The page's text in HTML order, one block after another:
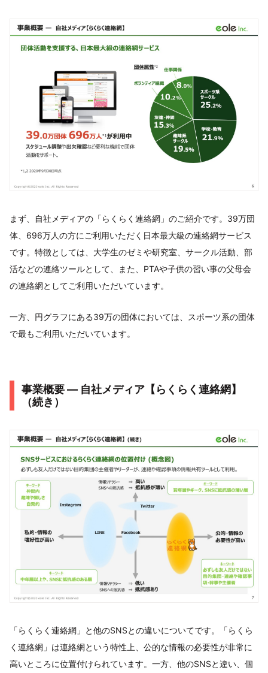
まず、自社メディアの「らくらく連絡網」のご紹介です。39万団
体、696万人の方にご利用いただく日本最大級の連絡網サービス
です。特徴としては、大学生のゼミや研究室、サークル活動、部
活などの連絡ツールとして、また、PTAや子供の習い事の父母会
の連絡網としてご利用いただいています。
一方、円グラフにある39万の団体においては、スポーツ系の団体
で最もご利用いただいています。
事業概要 ― 自社メディア【らくらく連絡網】
（続き）
「らくらく連絡網」と他のSNSとの違いについてです。「らくら
く連絡網」は連絡網という特性上、公的な情報の必要性が非常に
高いところに位置付けられています。一方、他のSNSと違い、個